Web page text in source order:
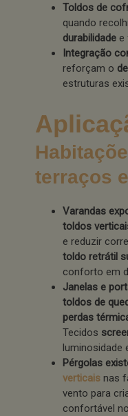
Toldos de
quando
durabilidade e
Integração
reforçam o
estruturas
terraços
Varandas
toldos
e reduzir
toldo retrátil
conforto em
Janelas e
toldos de
perdas
Tecidos
luminosidade
Pérgolas
verticais nas
vento para
confortável